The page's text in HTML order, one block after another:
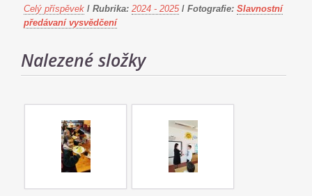
Celý příspěvek / Rubrika: 2024 - 2025 / Fotografie: Slavnostní
předávaní vysvědčení
Nalezené složky